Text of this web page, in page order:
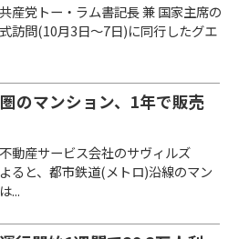
産党トー・ラム書記長 兼 国家主席の
訪問(10月3日～7日)に同行したグエ
のマンション、1年で販売
動産サービス会社のサヴィルズ
ると、都市鉄道(メトロ)沿線のマン
...